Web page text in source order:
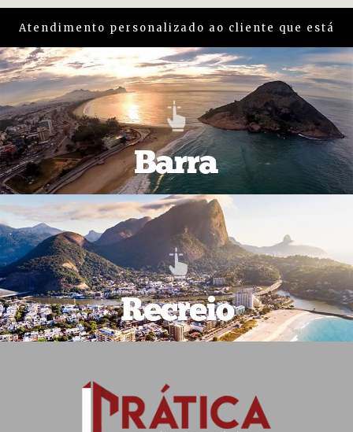
Atendimento personalizado ao cliente que está
em busca de um imóvel na região daBarra e
Recreio